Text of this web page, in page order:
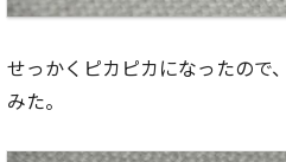
せっかくピカピカになったので
みた。